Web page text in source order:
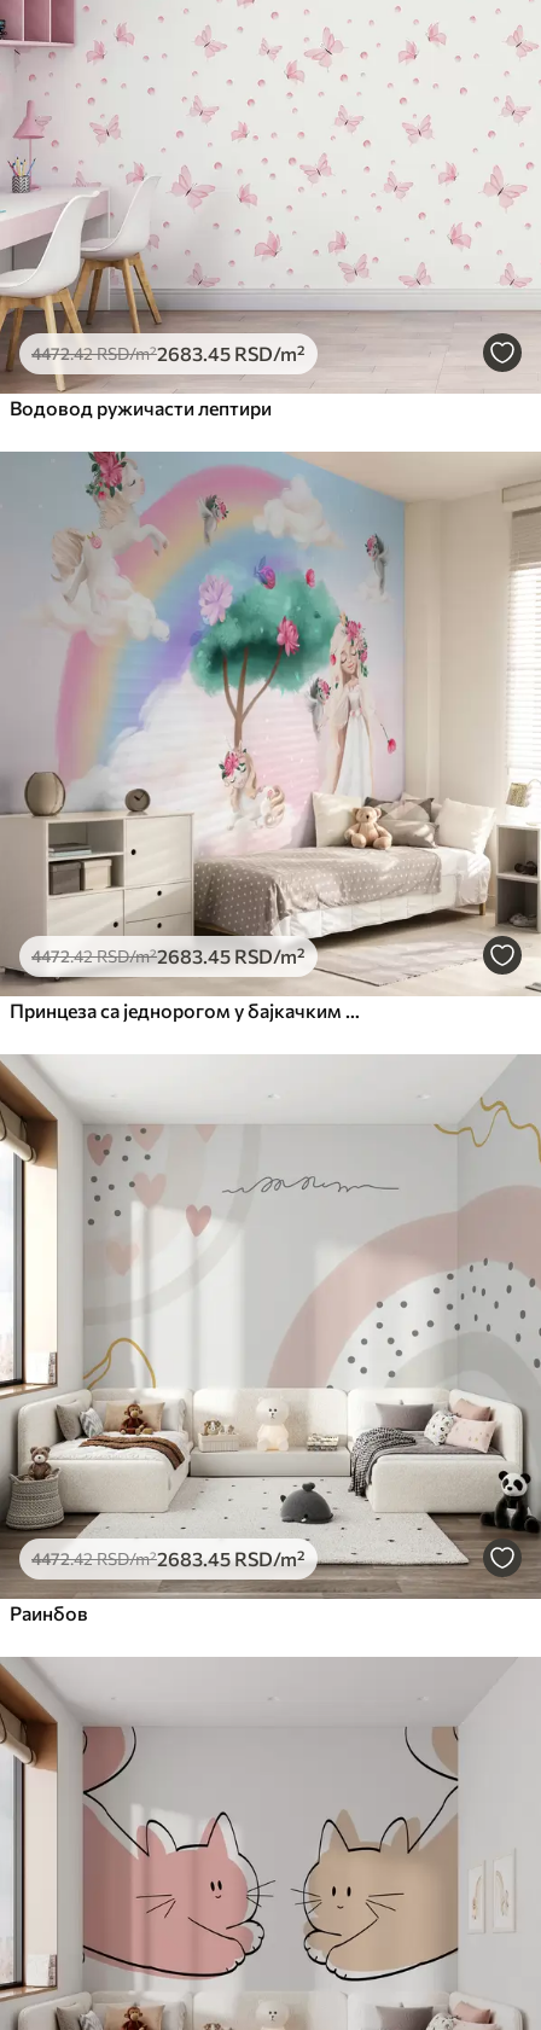
4472.42RSD/m²2683.45 RSD/m²
Водовод ружичасти лептири
4472.42RSD/m²2683.45 RSD/m²
Принцеза са једнорогом у бајкачким свијетом
4472.42RSD/m²2683.45RSD/m²
Раинбов